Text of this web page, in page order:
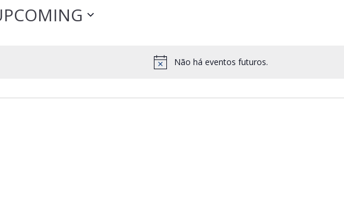
Não há eventos futuros.